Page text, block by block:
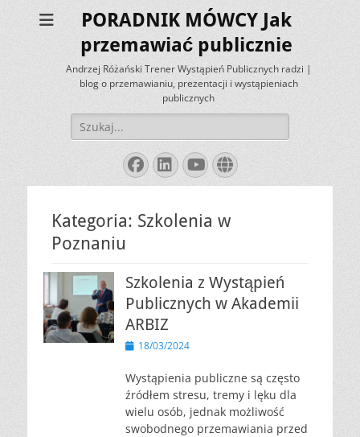
PORADNIK MÓWCY Jak
przemawiać publicznie
Andrzej Różański Trener Wystąpień Publicznych radzi |
blog o przemawianiu, prezentacji i wystąpieniach
publicznych
Szukaj:
Facebook
LinkedIn
YouTube
Website
Kategoria: Szkolenia w
Poznaniu
Szkolenia z Wystąpień
Publicznych w Akademii
ARBIZ
Opublikowano
18/03/2024
Wystąpienia publiczne są często
źródłem stresu, tremy i lęku dla
wielu osób, jednak możliwość
swobodnego przemawiania przed